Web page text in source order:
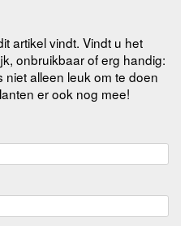
artikel vindt. Vindt u het
onbruikbaar of erg handig:
niet alleen leuk om te doen
er ook nog mee!